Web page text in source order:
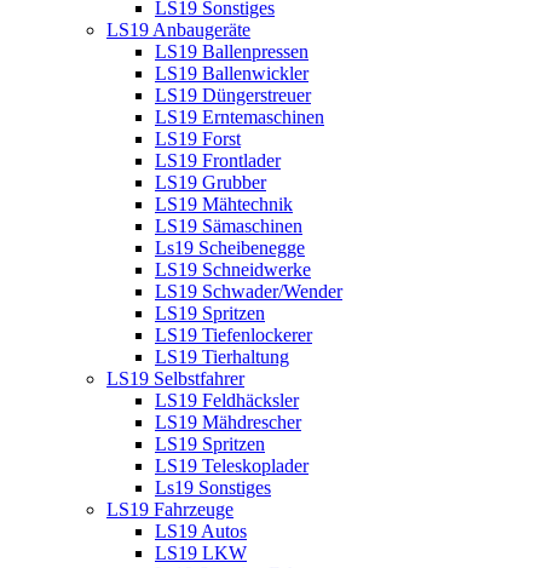
LS19 Sonstiges
LS19 Anbaugeräte
LS19 Ballenpressen
LS19 Ballenwickler
LS19 Düngerstreuer
LS19 Erntemaschinen
LS19 Forst
LS19 Frontlader
LS19 Grubber
LS19 Mähtechnik
LS19 Sämaschinen
Ls19 Scheibenegge
LS19 Schneidwerke
LS19 Schwader/Wender
LS19 Spritzen
LS19 Tiefenlockerer
LS19 Tierhaltung
LS19 Selbstfahrer
LS19 Feldhäcksler
LS19 Mähdrescher
LS19 Spritzen
LS19 Teleskoplader
Ls19 Sonstiges
LS19 Fahrzeuge
LS19 Autos
LS19 LKW